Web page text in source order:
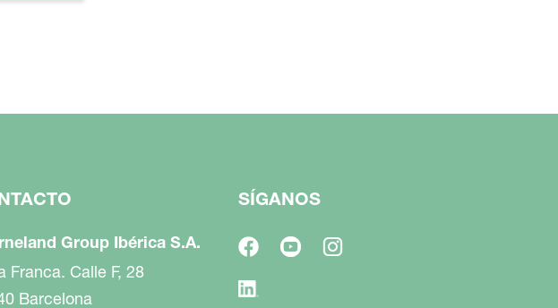
Group Ibérica S.A.
Franca. Calle F, 28
Barcelona
SÍGANOS